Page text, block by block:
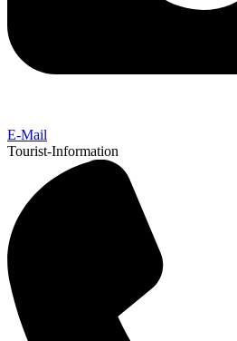
E-Mail
Tourist-Information